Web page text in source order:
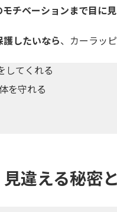
モチベーションまで目に
護したいなら、カーラッ
してくれる
を守れる
違える秘密